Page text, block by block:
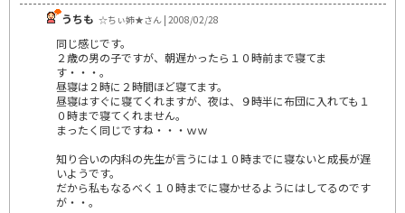
うちも ☆ちぃ姉★さん | 2008/02/28
同じ感じです。
２歳の男の子ですが、朝遅かったら１０時前まで寝てま
す・・・。
昼寝は２時に２時間ほど寝てます。
昼寝はすぐに寝てくれますが、夜は、９時半に布団に入れても１
０時まで寝てくれません。
まったく同じですね・・・ｗｗ
知り合いの内科の先生が言うには１０時までに寝ないと成長が遅
いようです。
だから私もなるべく１０時までに寝かせるようにはしてるのです
が・・。